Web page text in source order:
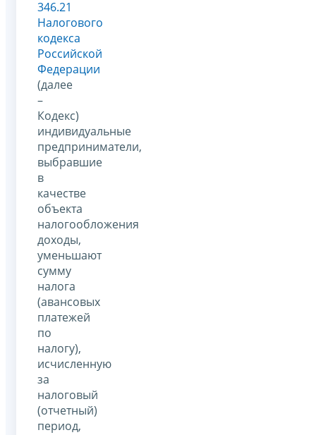
346.21
Налогового
кодекса
Российской
Федерации
(далее
–
Кодекс)
индивидуальные
предприниматели,
выбравшие
в
качестве
объекта
налогообложения
доходы,
уменьшают
сумму
налога
(авансовых
платежей
по
налогу),
исчисленную
за
налоговый
(отчетный)
период,